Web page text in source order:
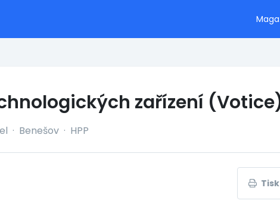
zařízení
· Benešov · HPP
Tisk